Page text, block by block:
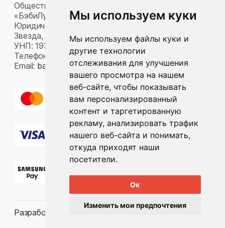
Мы используем куки
Мы используем файлы куки и
другие технологии
отслеживания для улучшения
вашего просмотра на нашем
веб-сайте, чтобы показывать
вам персонализированный
контент и таргетированную
рекламу, анализировать трафик
нашего веб-сайта и понимать,
откуда приходят наши
посетители.
Ок
Изменить мои предпочтения
Общество с ограниченной ответственностью
«БэбиЛук»
Юридический адрес: 220117, г. Минск, пр-т Газеты
Звезда, д. 16, пом. 52
УНП: 193815124
Телефон:
+375 33 392 66 63
Email: babylook.gm@gmail.com .
Разработка ilavista PDF-презентация